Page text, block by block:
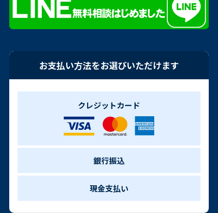
お支払い方法をお選びいただけます
クレジットカード
銀行振込
現金支払い